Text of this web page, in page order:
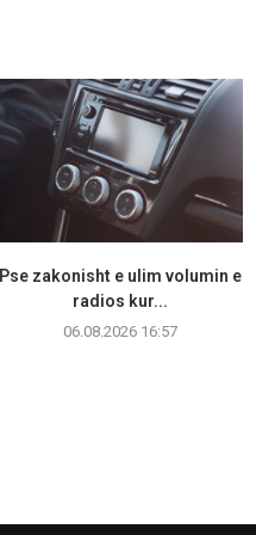
Pse zakonisht e ulim volumin e
radios kur...
06.08.2026 16:57